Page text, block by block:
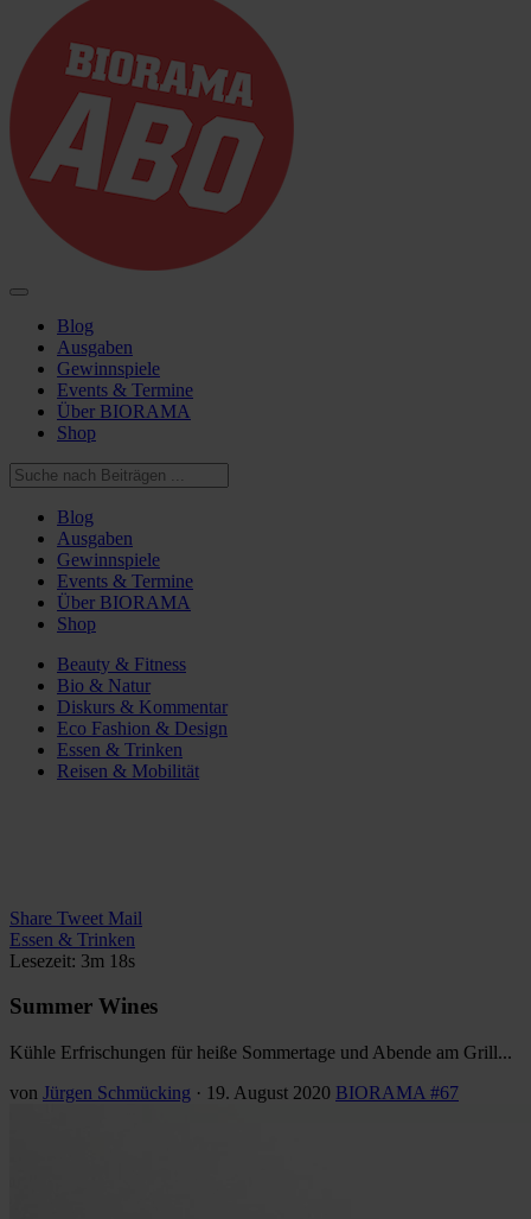
Blog
Ausgaben
Gewinnspiele
Events & Termine
Über BIORAMA
Shop
Blog
Ausgaben
Gewinnspiele
Events & Termine
Über BIORAMA
Shop
Beauty & Fitness
Bio & Natur
Diskurs & Kommentar
Eco Fashion & Design
Essen & Trinken
Reisen & Mobilität
Share Tweet Mail
Essen & Trinken
Lesezeit: 3m 18s
Summer Wines
Kühle Erfrischungen für heiße Sommertage und Abende am Grill...
von Jürgen Schmücking · 19. August 2020 BIORAMA #67